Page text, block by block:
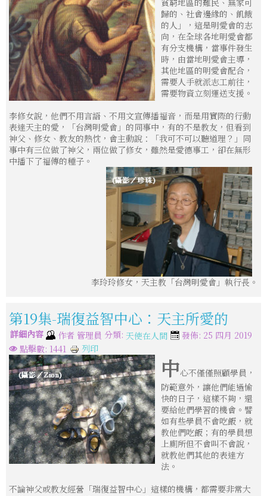
貧窮地區的難民、無家可
歸的、社會邊緣的、飢餓
的人」，這是明愛會的志
向，在全球各地明愛會都
有分支機構，當事件發生
時，由當地明愛會主導，
其他地區的明愛會配合，
需要人手就派志工前往，
需要物資立刻運送支援。
李修女說，他們不用言語、不用文宣傳播福音，而是用實際的行動
表達天主的愛，「台灣明愛會」的同事中，有的不是教友，但看到
神父、修女、教友的熱忱，會主動說：「我可不可以聽道理？」同
事中有三位做了神父，兩位做了修女，雖然是愛德事工，卻在無形
中播下了福傳的種子。
李玲玲修女，天主教「台灣明愛會」執行長。
第19集-瑞復益智中心：天主所愛的
詳細內容 作者 管理員 分類: 天使在人間
發佈: 25 四月 2019
點擊數: 1441
列印
中心不僅僅照顧學員，
防範意外，讓他們能過愉
快的日子，這樣不夠，還
要給他們學習的機會。譬
如有些學員不會吃飯，就
教他們吃飯；有的學員想
上廁所但不會叫不會說，
就教他們其他的表達方
法。
不論神父或教友經營「瑞復益智中心」這樣的機構，都需要非常大